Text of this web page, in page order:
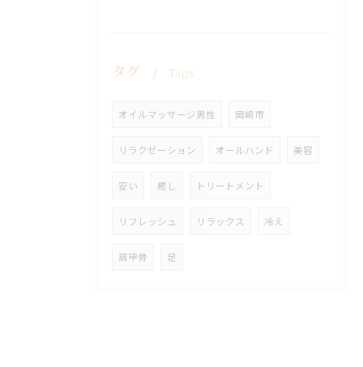
タグ Tags
オイルマッサージ男性 岡崎市
リラクゼーション オールハンド 美容
安い 癒し トリートメント
リフレッシュ リラックス 冷え
肩甲骨 足